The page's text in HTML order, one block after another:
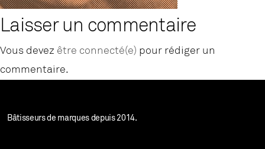
Laisser un commentaire
Vous devez être connecté(e) pour rédiger un
commentaire.
Bâtisseurs de marques depuis 2014.